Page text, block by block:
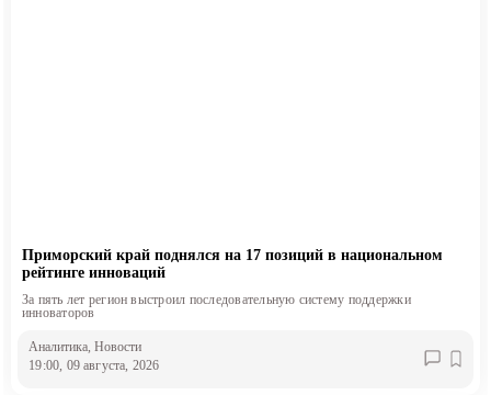
Приморский край поднялся на 17 позиций в национальном
рейтинге инноваций
За пять лет регион выстроил последовательную систему поддержки
инноваторов
Аналитика, Новости
19:00, 09 августа, 2026